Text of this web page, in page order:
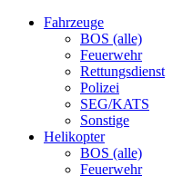
Fahrzeuge
BOS (alle)
Feuerwehr
Rettungsdienst
Polizei
SEG/KATS
Sonstige
Helikopter
BOS (alle)
Feuerwehr